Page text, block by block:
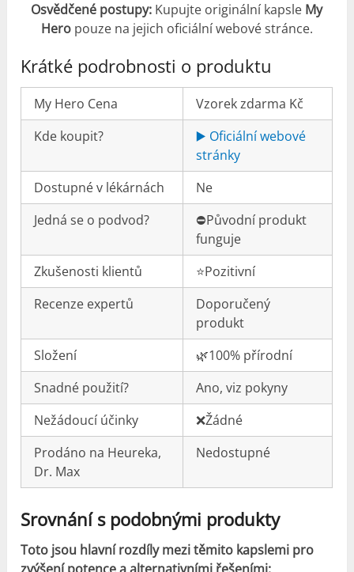
Osvědčené postupy: Kupujte originální kapsle My
Heropouze na jejich oficiální webové stránce.
Krátké podrobnosti o produktu
My Hero Cena
Vzorek zdarma Kč
Kde koupit?
▶️ Oficiální webové
stránky
Dostupné v lékárnách
Ne
Jedná se o podvod?
⛔️Původní produkt
funguje
Zkušenosti klientů
⭐️Pozitivní
Recenze expertů
Doporučený
produkt
Složení
🌿100% přírodní
Snadné použití?
Ano, viz pokyny
Nežádoucí účinky
❌Žádné
Prodáno na Heureka,
Dr. Max
Nedostupné
Srovnání s podobnými produkty
Toto jsou hlavní rozdíly mezi těmito kapslemi pro